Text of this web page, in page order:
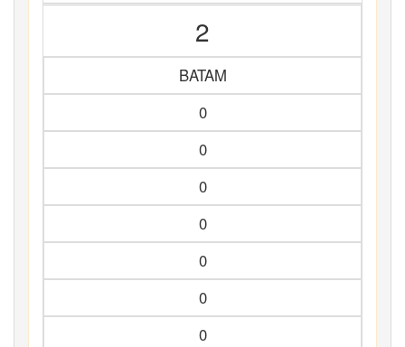
2
BATAM
0
0
0
0
0
0
0